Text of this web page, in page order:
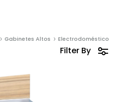
Gabinetes Altos Electrodoméstico
Filter By